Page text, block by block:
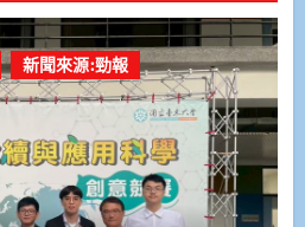
新聞來源:勁報